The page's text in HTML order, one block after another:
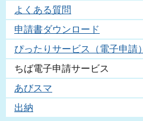
よくある質問
申請書ダウンロード
ぴったりサービス（電子申請）
ちば電子申請サービス
あびスマ
出納